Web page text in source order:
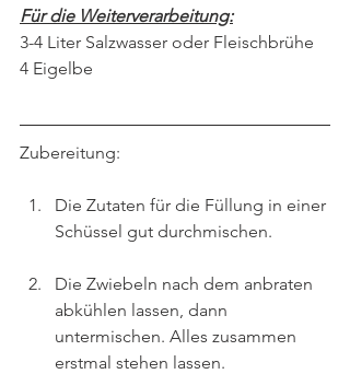
Für die Weiterverarbeitung:
3-4 Liter Salzwasser oder Fleischbrühe
4 Eigelbe
Zubereitung:
Die Zutaten für die Füllung in einer
Schüssel gut durchmischen.
Die Zwiebeln nach dem anbraten
abkühlen lassen, dann
untermischen. Alles zusammen
erstmal stehen lassen.